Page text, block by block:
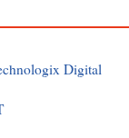
Digital